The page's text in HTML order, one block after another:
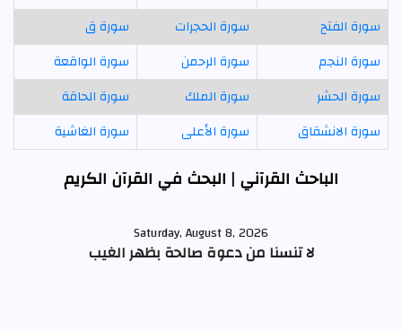
سورة الفتح
سورة الحجرات
سورة ق
سورة النجم
سورة الرحمن
سورة الواقعة
سورة الحشر
سورة الملك
سورة الحاقة
سورة الانشقاق
سورة الأعلى سورة الغاشية
الباحث القرآني | البحث في القرآن الكريم
Saturday, August 8, 2026
لا تنسنا من دعوة صالحة بظهر الغيب